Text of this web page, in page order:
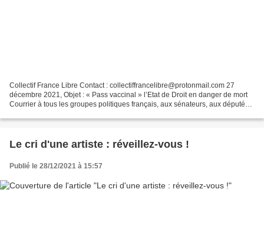
Collectif France Libre Contact : collectiffrancelibre@protonmail.com 27
décembre 2021, Objet : « Pass vaccinal » l’Etat de Droit en danger de mort
Courrier à tous les groupes politiques français, aux sénateurs, aux députés
Le cri d'une artiste : réveillez-vous !
Publié le 28/12/2021 à 15:57